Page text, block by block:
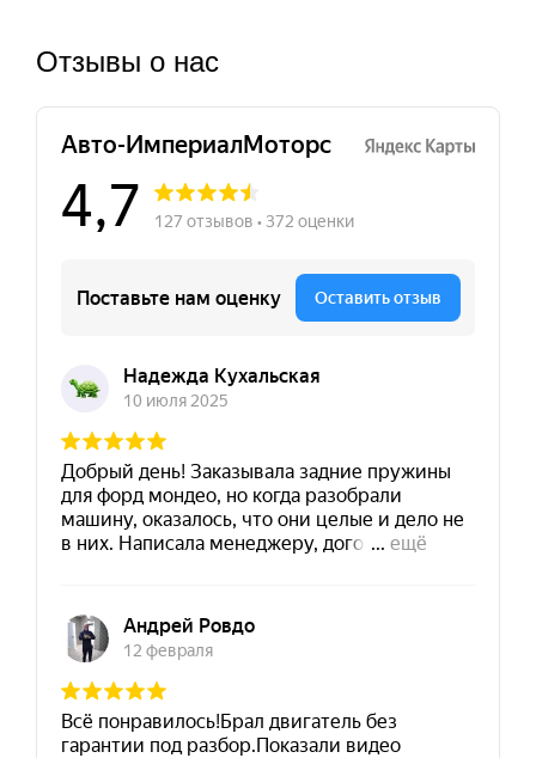
Отзывы о нас